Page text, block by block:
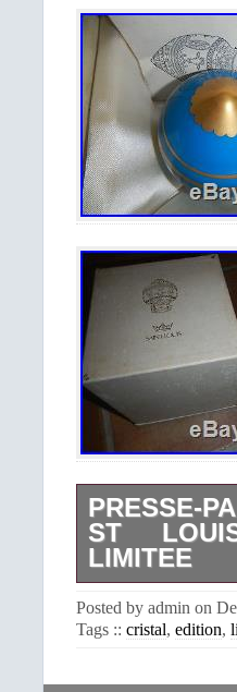
PRESSE-
ST
LIMITEE
daté Saint-
turquoise
d’Apollon
Posted by admin on
Tags :: cristal, edition,